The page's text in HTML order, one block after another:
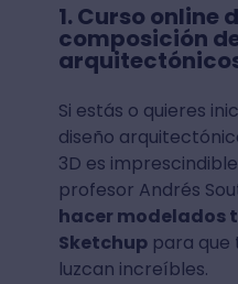
1. Curso online
composición
Si estás o quieres
diseño
3D es
profesor Andrés
hacer modelados
Sketchuppara que
luzcan increíbles.